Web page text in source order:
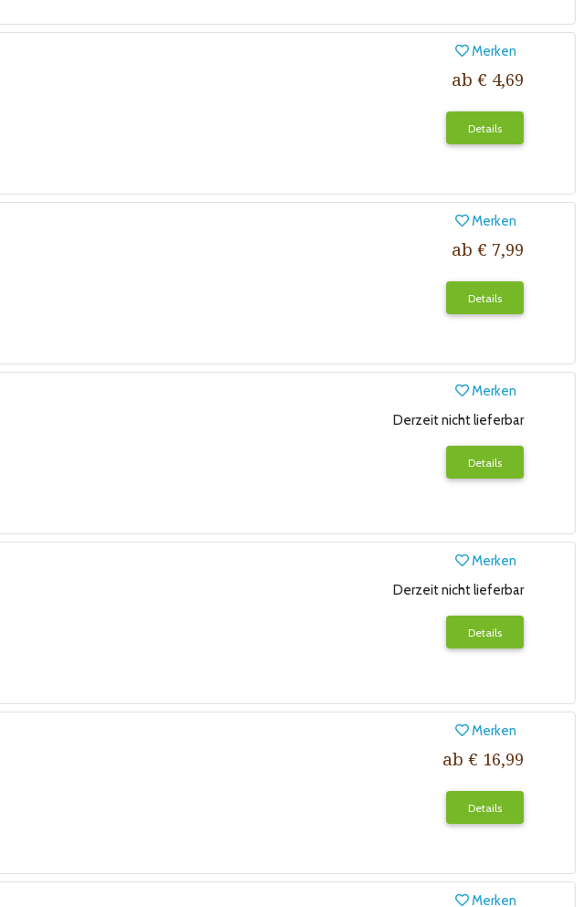
Merken
ab € 4,69
Details
Merken
ab € 7,99
Details
Merken
Derzeit nicht lieferbar
Details
Merken
Derzeit nicht lieferbar
Details
Merken
ab € 16,99
Details
Merken